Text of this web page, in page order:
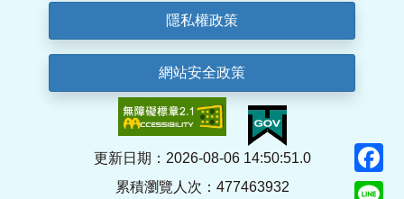
隱私權政策
網站安全政策
更新日期：2026-08-06 14:50:51.0
累積瀏覽人次：477463932